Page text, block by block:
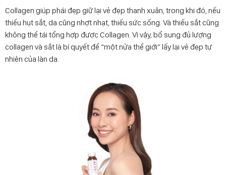
Collagen giúp phái đẹp giữ lại vẻ đẹp thanh xuân, trong khi đó, nếu
thiếu hụt sắt, da cũng nhợt nhạt, thiếu sức sống. Và thiếu sắt cũng
không thể tái tổng hợp được Collagen. Vì vậy, bổ sung đủ lượng
collagen và sắt là bí quyết để “một nửa thể giới” lấy lại vẻ đẹp tự
nhiên của làn da.